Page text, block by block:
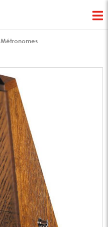
Métronomes